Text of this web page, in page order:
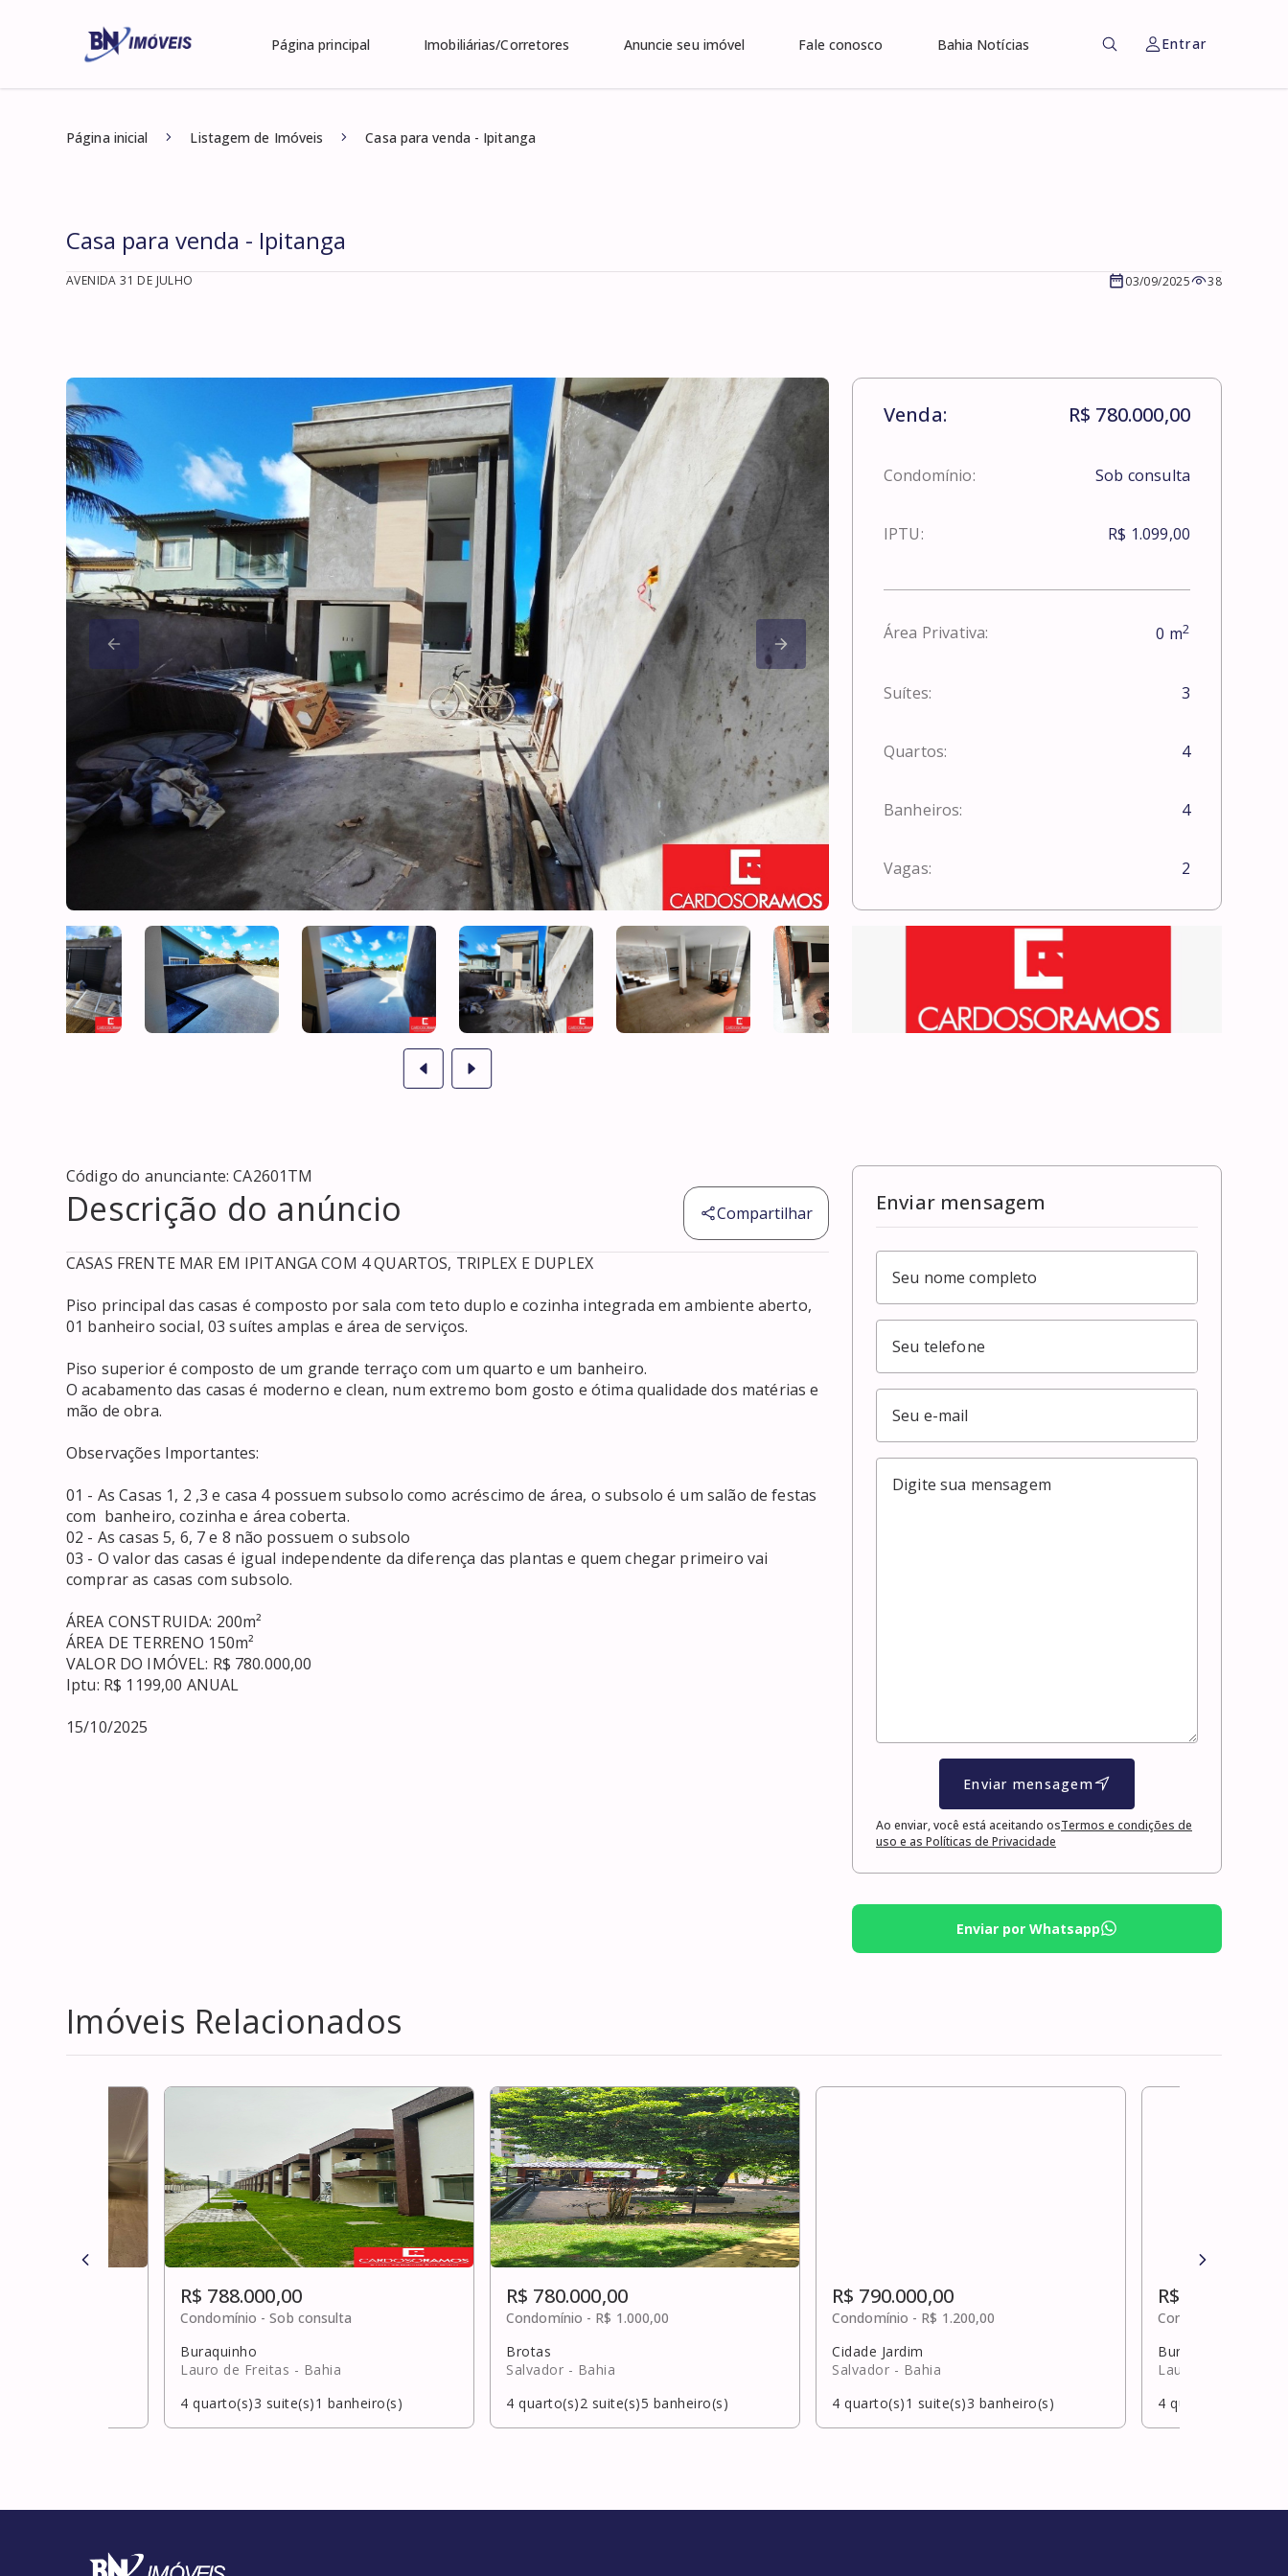
Página principal Imobiliárias/Corretores Anuncie seu imóvel Fale conosco Bahia Notícias Entrar
Página inicial Listagem de Imóveis Casa para venda - Ipitanga
Casa para venda - Ipitanga
AVENIDA 31 DE JULHO 03/09/2025 38
Venda: R$ 780.000,00
Condomínio: Sob consulta
IPTU: R$ 1.099,00
Área Privativa: 0 m2
Suítes: 3
Quartos: 4
Banheiros: 4
Vagas: 2
Código do anunciante:CA2601TM
Descrição do anúncio Compartilhar
CASAS FRENTE MAR EM IPITANGA COM 4 QUARTOS, TRIPLEX E DUPLEX
Piso principal das casas é composto por sala com teto duplo e cozinha integrada em ambiente aberto,
01 banheiro social, 03 suítes amplas e área de serviços.
Piso superior é composto de um grande terraço com um quarto e um banheiro.
O acabamento das casas é moderno e clean, num extremo bom gosto e ótima qualidade dos matérias e
mão de obra.
Observações Importantes:
01 - As Casas 1, 2 ,3 e casa 4 possuem subsolo como acréscimo de área, o subsolo é um salão de festas
com  banheiro, cozinha e área coberta.
02 - As casas 5, 6, 7 e 8 não possuem o subsolo
03 - O valor das casas é igual independente da diferença das plantas e quem chegar primeiro vai
comprar as casas com subsolo.
ÁREA CONSTRUIDA: 200m²
ÁREA DE TERRENO 150m²
VALOR DO IMÓVEL: R$ 780.000,00
Iptu: R$ 1199,00 ANUAL
15/10/2025
Enviar mensagem
Enviar mensagem
Ao enviar, você está aceitando osTermos e condições de
uso e as Políticas de Privacidade
Enviar por Whatsapp
Imóveis Relacionados
R$ 788.000,00
Condomínio -Sob consulta
Buraquinho
Lauro de Freitas - Bahia
4 quarto(s)3 suite(s)1 banheiro(s)
R$ 780.000,00
Condomínio - R$ 1.000,00
Brotas
Salvador - Bahia
4 quarto(s)2 suite(s)5 banheiro(s)
R$ 790.000,00
Condomínio - R$ 1.200,00
Cidade Jardim
Salvador - Bahia
4 quarto(s)1 suite(s)3 banheiro(s)
R$ 790.000,00
Condomínio -
Buraquinho
Lauro de Freitas
4 quarto(s)